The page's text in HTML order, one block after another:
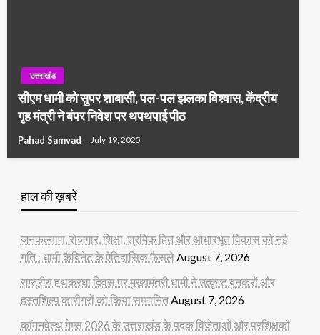
उत्तराखंड
सीएम धामी को सुपर शाबासी, पल-पल झलका विश्वास, केंद्रीय
गृह मंत्री ने बंपर निवेश पर थपथपाई पीठ
Pahad Samvad July 19, 2025
हाल की ख़बरें
जनकल्याण, रोजगार, शिक्षा, श्रमिक हित और आधारभूत विकास को नई
गति : धामी कैबिनेट के ऐतिहासिक फैसलेAugust 7, 2026
राष्ट्रीय हथकरघा दिवस पर मुख्यमंत्री धामी ने उत्कृष्ट बुनकरों और
हस्तशिल्प कारीगरों को किया सम्मानितAugust 7, 2026
कॉमनवेल्थ गेम्स 2026 के उत्तराखंड के पदक विजेताओं और प्रशिक्षकों